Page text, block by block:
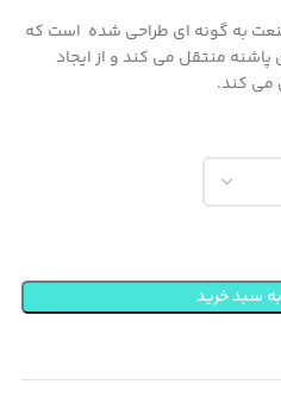
به گونه ای طراحی شده است که
پاشنه منتقل می کند و از ایجاد
می کند.
سبد خرید